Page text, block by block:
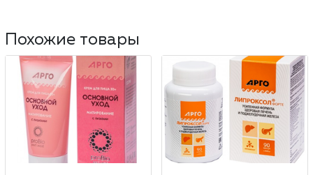
Похожие товары